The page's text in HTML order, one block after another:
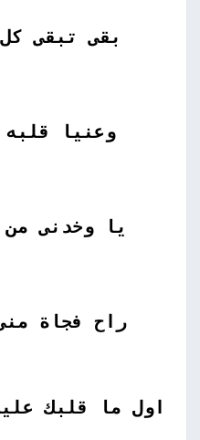
بقى تبقى
وعنيا
يا وخدنى
راح فجاة
اول ما قلبك